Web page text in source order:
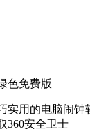
色免费版
实用的电脑闹
360安全卫士